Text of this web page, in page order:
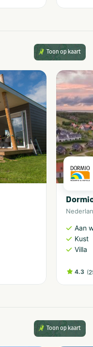
Toon op kaart
Aan
Kust
Villa
4.3 (
Toon op kaart